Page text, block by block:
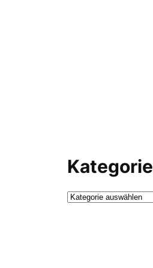
Kategorie